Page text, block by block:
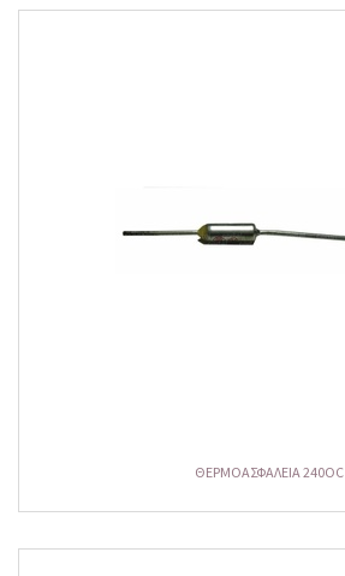
ΘΕΡΜΟΑΣΦΑΛΕΙΑ 240OC